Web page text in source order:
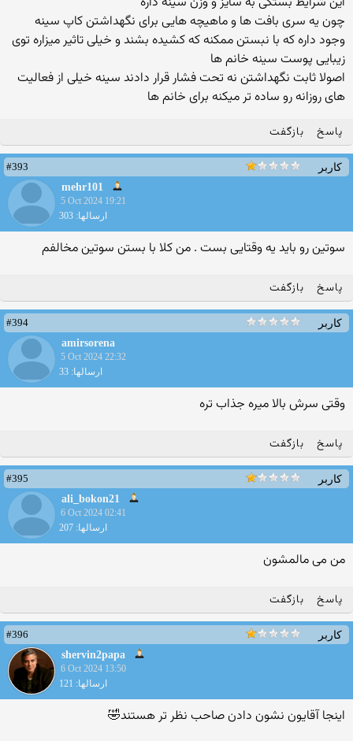
چون یه سری بافت ها و ماهیچه هایی برای نگهداشتن کاپ سینه
وجود داره که با نبستن ممکنه که کشیده بشند و خیلی تاثیر میزاره توی
زیبایی پوست سینه خانم ها
اصولا ثابت نگهداشتن نه تحت فشار قرار دادند سینه خیلی از فعالیت
های روزانه رو ساده تر میکنه برای خانم ها
پاسخ بازگفت
کاربر
#393
mehr101
5 Oct 2024 19:21
ارسالها: 303
سوتین رو باید یه وقتایی بست . من کلا با بستن سوتین مخالفم
پاسخ بازگفت
کاربر
#394
amirsorena
5 Oct 2024 22:32
ارسالها: 33
وقتی سرش بالا میره جذاب تره
پاسخ بازگفت
کاربر
#395
ali_bokon21
6 Oct 2024 02:41
ارسالها: 207
من می مالمشون
پاسخ بازگفت
کاربر
#396
shervin2papa
6 Oct 2024 13:50
ارسالها: 121
اینجا آقایون نشون دادن صاحب نظر تر هستند🤣